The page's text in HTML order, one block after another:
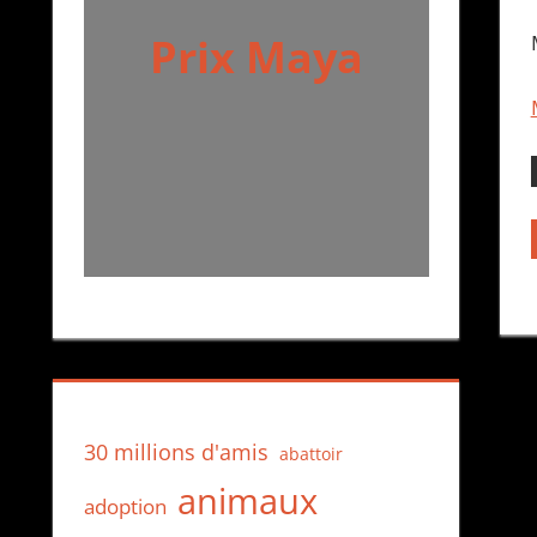
Prix Maya
30 millions d'amis abattoir
adoption animaux